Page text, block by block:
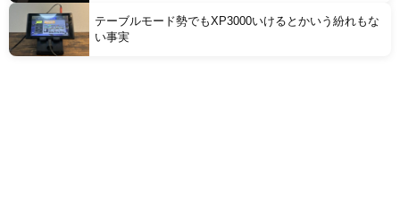
テーブルモード勢でもXP3000いけるとかいう紛れもな
い事実